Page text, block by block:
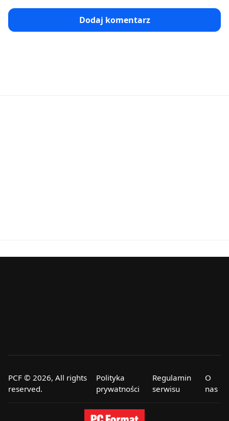
Dodaj komentarz
PCF © 2026, All rights
reserved.
Polityka
prywatności
Regulamin
serwisu
O
nas